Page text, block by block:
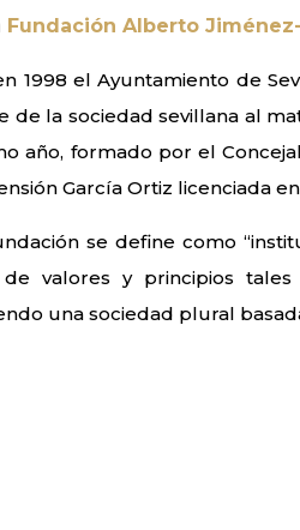
Fundación Alberto
1998 el Ayuntamiento de
de la sociedad sevillana al
año, formado por el
García Ortiz licenciada
se define como
de valores y principios
una sociedad plural